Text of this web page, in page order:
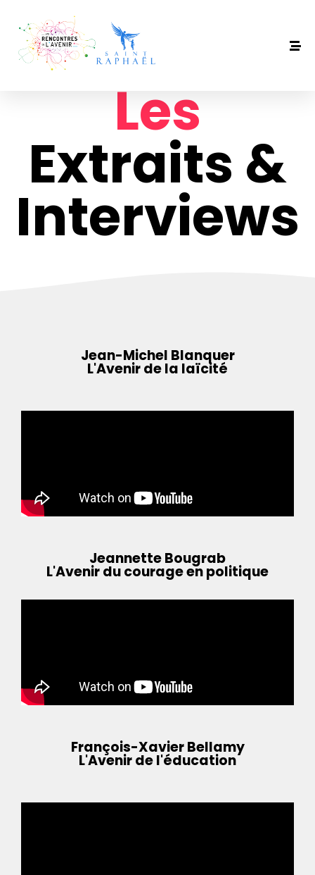
Les
Extraits &
Interviews
Jean-Michel Blanquer
L'Avenir de la laïcité
Jeannette Bougrab
L'Avenir du courage en politique
François-Xavier Bellamy
L'Avenir de l'éducation